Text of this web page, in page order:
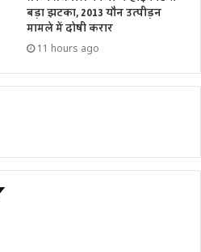
बड़ा झटका, 2013 यौन उत्पीड़न
मामले में दोषी करार
11 hours ago